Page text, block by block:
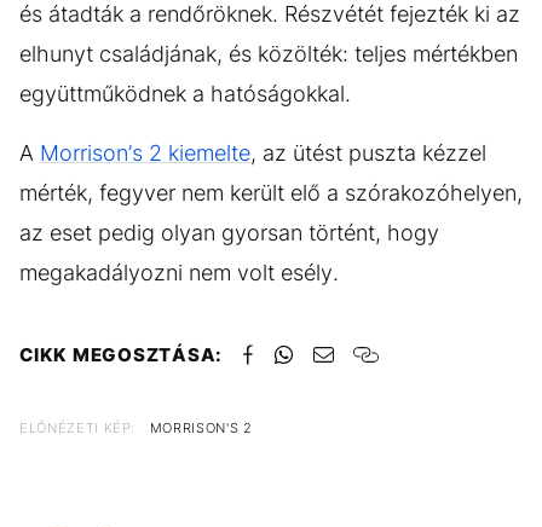
és átadták a rendőröknek. Részvétét fejezték ki az
elhunyt családjának, és közölték: teljes mértékben
együttműködnek a hatóságokkal.
A Morrison’s 2 kiemelte, az ütést puszta kézzel
mérték, fegyver nem került elő a szórakozóhelyen,
az eset pedig olyan gyorsan történt, hogy
megakadályozni nem volt esély.
CIKK MEGOSZTÁSA:
ELŐNÉZETI KÉP: MORRISON'S 2